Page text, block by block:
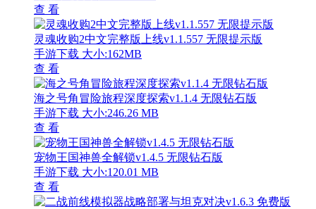
查 看
灵魂收购2中文完整版上线v1.1.557 无限提示版
手游下载 大小:162MB
查 看
海之号角冒险旅程深度探索v1.1.4 无限钻石版
手游下载 大小:246.26 MB
查 看
宠物王国神兽全解锁v1.4.5 无限钻石版
手游下载 大小:120.01 MB
查 看